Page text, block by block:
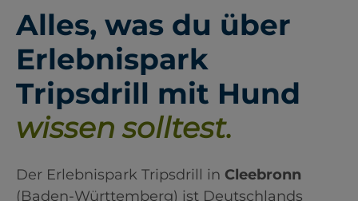
Alles, was du über
Erlebnispark
Tripsdrill mit Hund
wissen solltest.
Der Erlebnispark Tripsdrill in Cleebronn
(Baden-Württemberg) ist Deutschlands